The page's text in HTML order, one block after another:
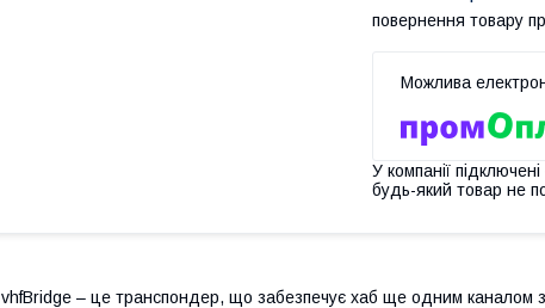
повернення товару
У компанії
будь-який товар не
vhfBridge – це транспондер, що забезпечує хаб ще одним каналом